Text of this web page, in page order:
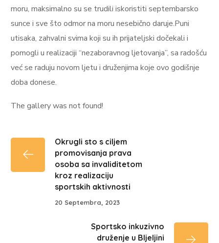
moru, maksimalno su se trudili iskoristiti septembarsko
sunce i sve što odmor na moru nesebično daruje.Puni
utisaka, zahvalni svima koji su ih prijateljski dočekali i
pomogli u realizaciji “nezaboravnog ljetovanja”, sa radošću
već se raduju novom ljetu i druženjima koje ovo godišnje
doba donese.
The gallery was not found!
Okrugli sto s ciljem
promovisanja prava
osoba sa invaliditetom
kroz realizaciju
sportskih aktivnosti
20 Septembra, 2023
Sportsko inkuzivno
druženje u BIjeljini